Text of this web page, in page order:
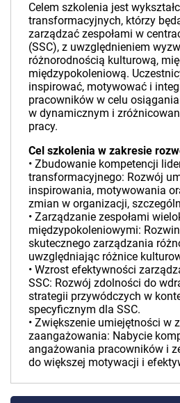
Celem szkolenia jest
transformacyjnych, którzy
zarządzać zespołami w
(SSC), z uwzględnieniem
różnorodnością kulturową,
międzypokoleniową.
inspirować, motywować i
pracowników w celu
w dynamicznym i
pracy.
Cel szkolenia w zakresie
• Zbudowanie kompetencji
transformacyjnego: Rozwój
inspirowania, motywowania
zmian w organizacji,
• Zarządzanie zespołami
międzypokoleniowymi:
skutecznego zarządzania
uwzględniając różnice
• Wzrost efektywności
SSC: Rozwój zdolności do
strategii przywódczych w
specyficznym dla SSC.
• Zwiększenie umiejętności w
zaangażowania: Nabycie
angażowania pracowników i
do większej motywacji i